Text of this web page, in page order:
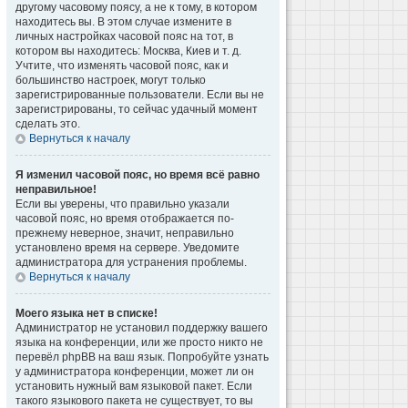
другому часовому поясу, а не к тому, в котором
находитесь вы. В этом случае измените в
личных настройках часовой пояс на тот, в
котором вы находитесь: Москва, Киев и т. д.
Учтите, что изменять часовой пояс, как и
большинство настроек, могут только
зарегистрированные пользователи. Если вы не
зарегистрированы, то сейчас удачный момент
сделать это.
Вернуться к началу
Я изменил часовой пояс, но время всё равно
неправильное!
Если вы уверены, что правильно указали
часовой пояс, но время отображается по-
прежнему неверное, значит, неправильно
установлено время на сервере. Уведомите
администратора для устранения проблемы.
Вернуться к началу
Моего языка нет в списке!
Администратор не установил поддержку вашего
языка на конференции, или же просто никто не
перевёл phpBB на ваш язык. Попробуйте узнать
у администратора конференции, может ли он
установить нужный вам языковой пакет. Если
такого языкового пакета не существует, то вы